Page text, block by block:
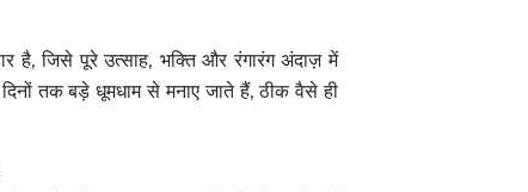
है, जिसे पूरे उत्साह, भक्ति और रंगारंग अंदाज़ में
दिनों तक बड़े धूमधाम से मनाए जाते हैं, ठीक वैसे ही